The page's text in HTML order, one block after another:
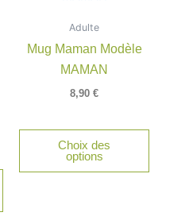
Adulte
Mug Maman Modèle
MAMAN
8,90 €
Choix des
options